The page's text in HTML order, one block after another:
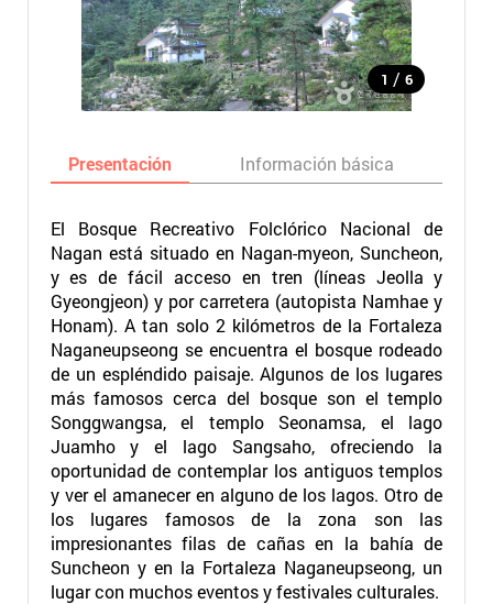
1 / 6
Presentación Información básica
El Bosque Recreativo Folclórico Nacional de
Nagan está situado en Nagan-myeon, Suncheon,
y es de fácil acceso en tren (líneas Jeolla y
Gyeongjeon) y por carretera (autopista Namhae y
Honam). A tan solo 2 kilómetros de la Fortaleza
Naganeupseong se encuentra el bosque rodeado
de un espléndido paisaje. Algunos de los lugares
más famosos cerca del bosque son el templo
Songgwangsa, el templo Seonamsa, el lago
Juamho y el lago Sangsaho, ofreciendo la
oportunidad de contemplar los antiguos templos
y ver el amanecer en alguno de los lagos. Otro de
los lugares famosos de la zona son las
impresionantes filas de cañas en la bahía de
Suncheon y en la Fortaleza Naganeupseong, un
lugar con muchos eventos y festivales culturales.